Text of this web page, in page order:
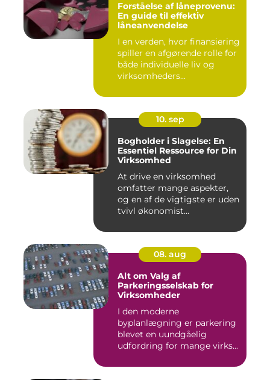
Forståelse af låneprovenu:
En guide til effektiv
låneanvendelse
I en verden, hvor finansiering
spiller en afgørende rolle for
både individuelle liv og
virksomheders...
10. sep
Bogholder i Slagelse: En
Essentiel Ressource for Din
Virksomhed
At drive en virksomhed
omfatter mange aspekter,
og en af de vigtigste er uden
tvivl økonomist...
08. aug
Alt om Valg af
Parkeringsselskab for
Virksomheder
I den moderne
byplanlægning er parkering
blevet en uundgåelig
udfordring for mange virks...